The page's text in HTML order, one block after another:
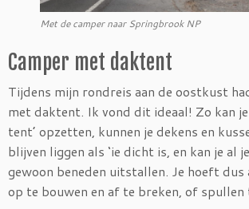
Met de camper naar Springbrook NP
Camper met daktent
Tijdens mijn rondreis aan de oostkust
met daktent. Ik vond dit ideaal! Zo kan
tent’ opzetten, kunnen je dekens en
blijven liggen als ‘ie dicht is, en kan je al
gewoon beneden uitstallen. Je hoeft dus
op te bouwen en af te breken, of spullen